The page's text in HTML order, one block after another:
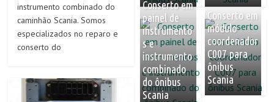
instrumento combinado do
caminhão Scania. Somos
especializados no reparo e
conserto do
Conserto em
módulo
coordenador
C007 para
ônibus
Scania
Conserto em
painel de
instrumento
s e
instrumento
combinado
do ônibus
Scania